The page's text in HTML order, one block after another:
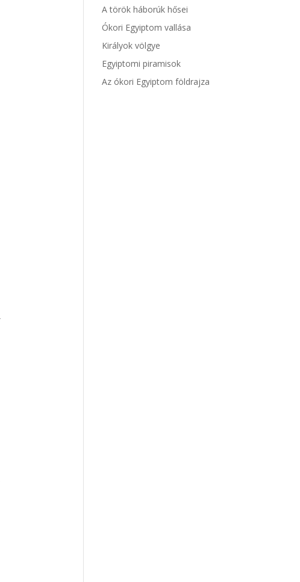
A török háborúk hősei
Ókori Egyiptom vallása
Királyok völgye
Egyiptomi piramisok
Az ókori Egyiptom földrajza